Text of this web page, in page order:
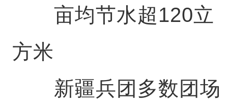
亩均节水超120立
方米
新疆兵团多数团场